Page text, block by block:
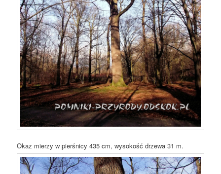
Okaz mierzy w pierśnicy 435 cm, wysokość drzewa 31 m.